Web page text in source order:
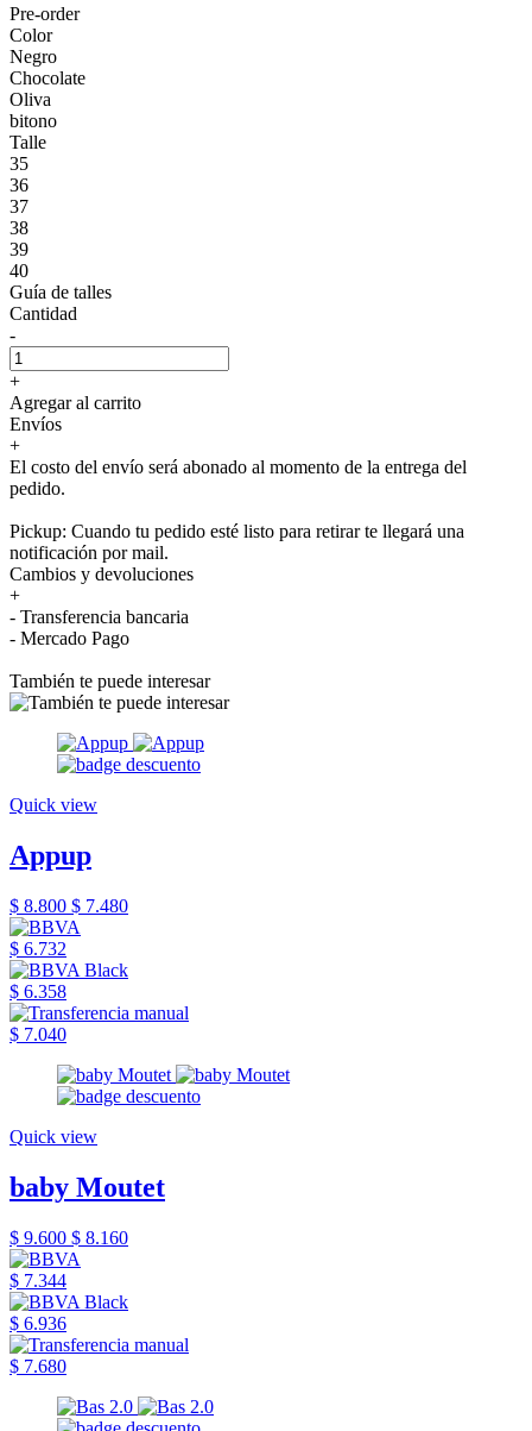
Pre-order
Color
Negro
Chocolate
Oliva
bitono
Talle
35
36
37
38
39
40
Guía de talles
Cantidad
-
+
Agregar al carrito
Envíos
+
El costo del envío será abonado al momento de la entrega del
pedido.
Pickup: Cuando tu pedido esté listo para retirar te llegará una
notificación por mail.
Cambios y devoluciones
+
- Transferencia bancaria
- Mercado Pago
También te puede interesar
Quick view
Appup
$ 8.800 $ 7.480
$ 6.732
$ 6.358
$ 7.040
Quick view
baby Moutet
$ 9.600 $ 8.160
$ 7.344
$ 6.936
$ 7.680